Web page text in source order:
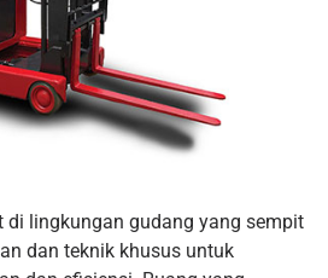
lingkungan gudang yang sempit
dan teknik khusus untuk